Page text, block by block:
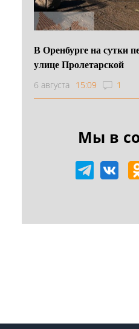
В Оренбурге на сутки
улице Пролетарской
6 августа 15:09 1
Мы в